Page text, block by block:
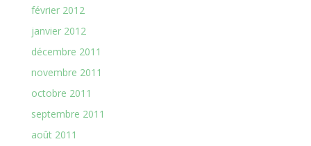
février 2012
janvier 2012
décembre 2011
novembre 2011
octobre 2011
septembre 2011
août 2011